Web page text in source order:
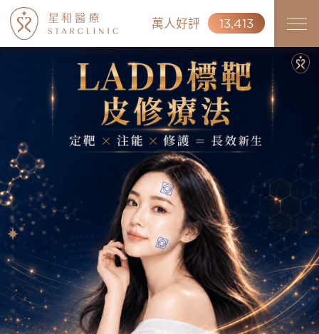
萬人好評 13,413